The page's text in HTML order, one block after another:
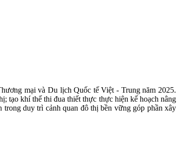
mại và Du lịch Quốc tế Việt - Trung năm 2025.
tạo khí thế thi đua thiết thực thực hiện kế hoạch nâng
duy trì cảnh quan đô thị bền vững góp phần xây